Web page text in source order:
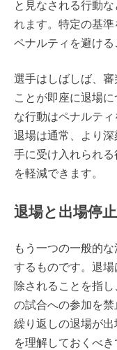
と見なされる行動
れます。特定の基
ペナルティを避ける
選手はしばしば、
ことが即座に退場
な行動はペナルティ
退場は通常、より
手に受け入れられ
を軽減できます。
退場と出場停
もう一つの一般的
するものです。退
除されることを指
の試合への参加を禁
繰り返しの退場が
を理解しておくべき